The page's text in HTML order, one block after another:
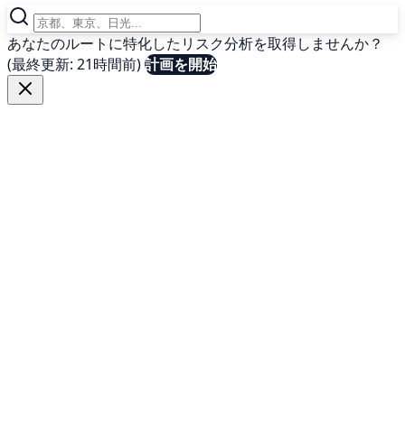
あなたのルートに特化したリスク分析を取得しませんか？
(最終更新: 21時間前)計画を開始